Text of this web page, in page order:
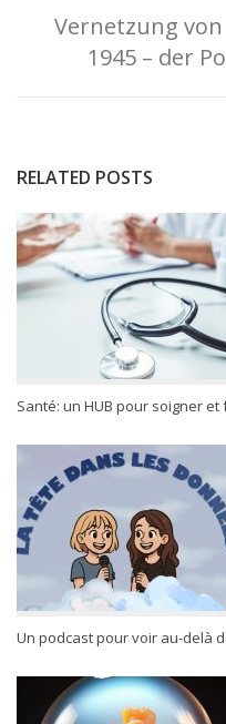
Vernetzung
1945 – der
RELATED POSTS
Santé: un HUB pour soigner et
Un podcast pour voir au-delà